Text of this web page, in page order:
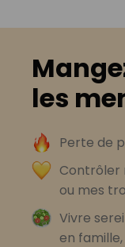
les
Perte de
Contrôler
ou mes
Vivre
en